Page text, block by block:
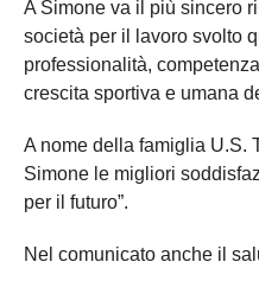
A Simone va il più sincero
società per il lavoro svolto
professionalità,
crescita sportiva e umana
A nome della famiglia U.S.
Simone le migliori
per il futuro”.
Nel comunicato anche il